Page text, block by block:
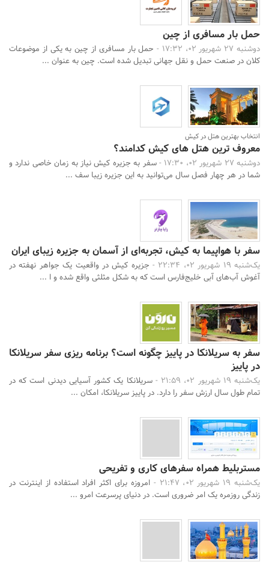
حمل بار مسافری از چین
دوشنبه 27 شهریور 02، 17:32 -
حمل بار مسافری از چین به یکی از موضوعات
کلان در صنعت حمل و نقل جهانی تبدیل شده است. چین به عنوان ...
انتخاب بهترین هتل در کیش
معروف ترین هتل های کیش کدامند؟
دوشنبه 27 شهریور 02، 17:30 -
سفر به جزیره کیش نیاز به زمان خاصی ندارد و
شما در هر چهار فصل سال می‌توانید به این جزیره زیبا سف ...
سفر با هواپیما به کیش، تجربه‌ای از آسمان به جزیره زیبای ایران
یک‌شنبه 19 شهریور 02، 22:34 -
جزیره کیش در واقعیت یک جواهر نهفته در
آغوش آب‌های آبی خلیج‌فارس است که به شکل مثلثی واقع شده و ا ...
سفر به سریلانکا در پاییز چگونه است؟ برنامه ریزی سفر سریلانکا
در پاییز
یک‌شنبه 19 شهریور 02، 21:59 -
سریلانکا یک کشور آسیایی دیدنی است که در
تمام طول سال ارزش سفر را دارد. در پاییز سریلانکا، امکان ...
مستربلیط همراه سفرهای کاری و تفریحی
یک‌شنبه 19 شهریور 02، 21:47 -
امروزه برای اکثر افراد استفاده از اینترنت در
زندگی روزمره یک امر ضروری است. در دنیای پرسرعت امرو ...